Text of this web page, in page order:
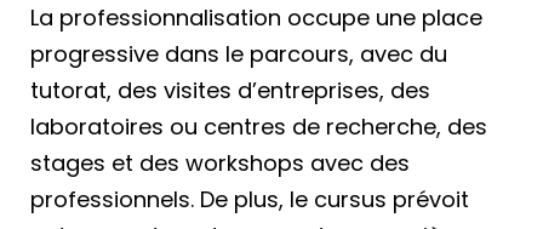
La professionnalisation occupe une place
progressive dans le parcours, avec du
tutorat, des visites d’entreprises, des
laboratoires ou centres de recherche, des
stages et des workshops avec des
professionnels. De plus, le cursus prévoit